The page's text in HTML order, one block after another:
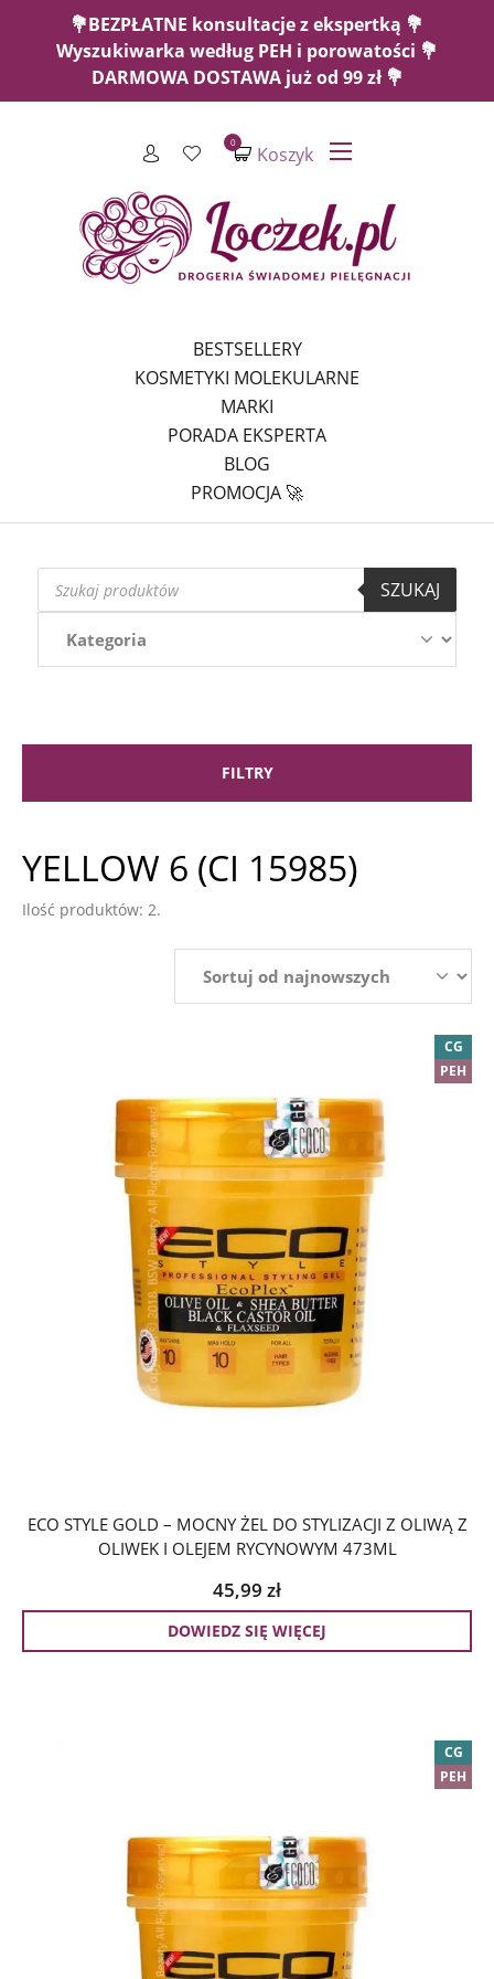
💐BEZPŁATNE konsultacje z ekspertką 💐
Wyszukiwarka według PEH i porowatości 💐
DARMOWA DOSTAWA już od 99 zł 💐
Koszyk
0
BESTSELLERY
KOSMETYKI MOLEKULARNE
MARKI
PORADA EKSPERTA
BLOG
PROMOCJA 🚀
Wyszukiwarka
produktów
SZUKAJ
FILTRY
YELLOW 6 (CI 15985)
Ilość produktów: 2.
CG
PEH
ECO STYLE GOLD – MOCNY ŻEL DO STYLIZACJI Z OLIWĄ Z
OLIWEK I OLEJEM RYCYNOWYM 473ML
45,99 zł
DOWIEDZ SIĘ WIĘCEJ
CG
PEH